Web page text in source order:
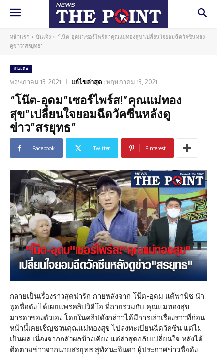
หน้าแรก บันเทิง
"โน๊ต-อุดม"เซอร์ไพร์ส!"คุณแม่ทองสุข"เปลี่ยนใจยอมฉีดวัคซีนหลัง
ดูข่าว"สรยุทธ"
บันเทิง
พฤษภาคม 13, 2021 แก้ไขล่าสุด :พฤษภาคม 13, 2021
“โน๊ต-อุดม”เซอร์ไพร์ส!”คุณแม่ทอง
สุข”เปลี่ยนใจยอมฉีดวัคซีนหลังดู
ข่าว”สรยุทธ”
Facebook Twitter Pinterest
กลายเป็นเรื่องราวสุดน่ารัก ภายหลังจาก โน๊ต-อุดม แต้พานิช นัก
พูดชื่อดัง ได้เผยแพร่คลิปวิดีโอ ที่ถ่ายร่วมกับ คุณแม่ทองสุข
มารดาของตัวเอง โดยในคลิปดังกล่าวได้มีการเล่าเรื่องราวที่ก่อน
หน้านี้เคยเชิญชวนคุณแม่ทองสุข ไปลงทะเบียนฉีดวัคซีน แต่ไม่
เป็นผล เนื่องจากกลัวผลข้างเคียง แต่ล่าสุดกลับเปลี่ยนใจ หลังได้
ติดตามข่าวจากนายสรยุทธ สุทัศนะจินดา ผู้ประกาศข่าวชื่อดัง